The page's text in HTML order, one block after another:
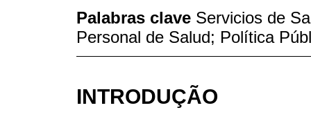
Palabras clave Servicios de
Personal de Salud; Política
INTRODUÇÃO